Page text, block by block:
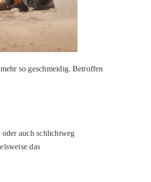
so geschmeidig. Betroffen
auch schlichtweg
das